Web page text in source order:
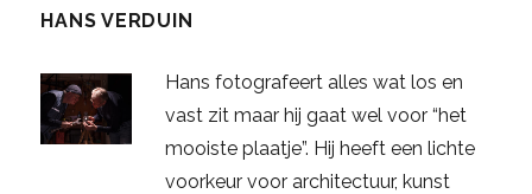
HANS VERDUIN
Hans fotografeert alles wat los en
vast zit maar hij gaat wel voor “het
mooiste plaatje”. Hij heeft een lichte
voorkeur voor architectuur, kunst